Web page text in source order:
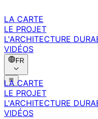
LA CARTE
LE PROJET
L'ARCHITECTURE
VIDÉOS
FR
LA CARTE
LE PROJET
L'ARCHITECTURE
VIDÉOS